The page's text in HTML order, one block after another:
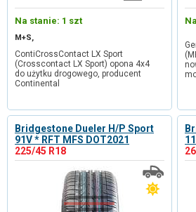
Na stanie: 1 szt
M+S,
ContiCrossContact LX Sport
(Crosscontact LX Sport) opona 4x4
do użytku drogowego, producent
Continental
Bridgestone Dueler H/P Sport
91V * RFT MFS DOT2021
225/45 R18